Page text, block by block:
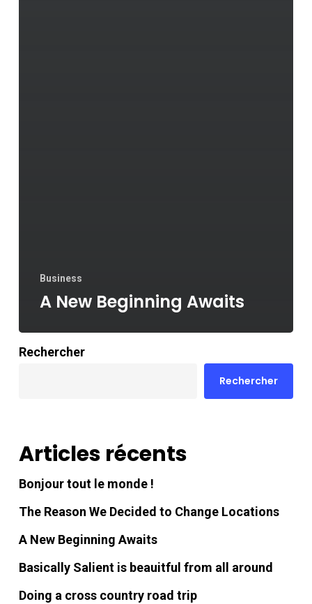
Business
A New Beginning Awaits
Rechercher
Rechercher
Articles récents
Bonjour tout le monde !
The Reason We Decided to Change Locations
A New Beginning Awaits
Basically Salient is beauitful from all around
Doing a cross country road trip